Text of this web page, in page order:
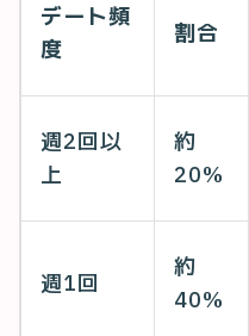
デート頻
度
割合
週2回以
上
約
20%
週1回
約
40%